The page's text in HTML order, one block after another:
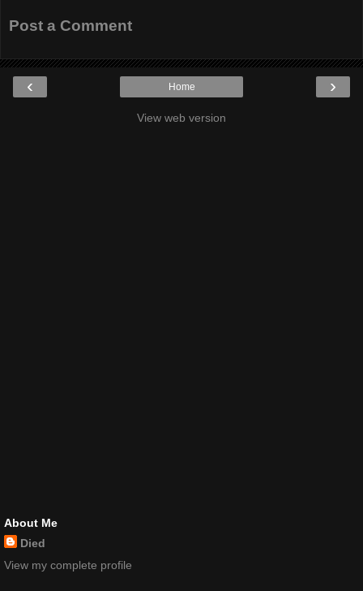
Post a Comment
‹ ›
Home
View web version
About Me
Died
View my complete profile